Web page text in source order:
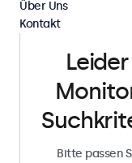
Bitte passen
Über Uns
Kontakt